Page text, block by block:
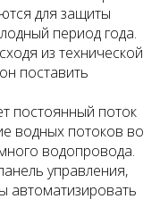
для защиты
период года.
из технической
поставить
постоянный поток
водных потоков во
водопровода.
управления,
автоматизировать